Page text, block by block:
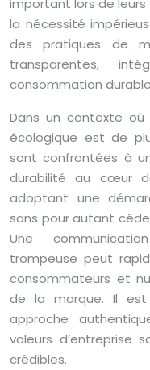
important lors de
la nécessité
des pratiques de
transparentes,
consommation
Dans un contexte où
écologique est de
sont confrontées à
durabilité au cœur
adoptant une
sans pour autant
Une
trompeuse peut
consommateurs et
de la marque. Il est
approche
valeurs d’entreprise
crédibles.